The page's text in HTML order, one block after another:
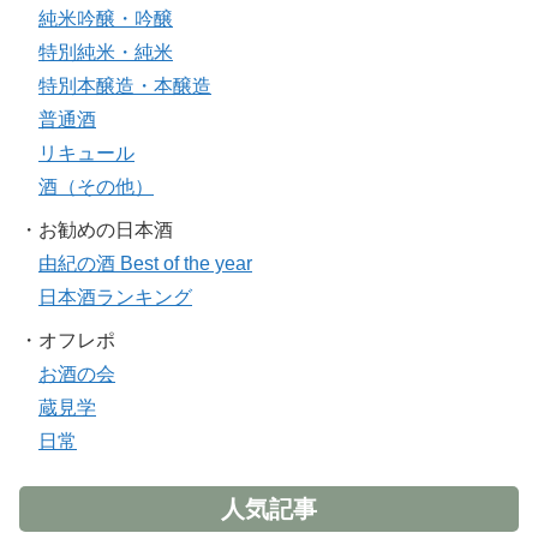
純米吟醸・吟醸
特別純米・純米
特別本醸造・本醸造
普通酒
リキュール
酒（その他）
・お勧めの日本酒
由紀の酒 Best of the year
日本酒ランキング
・オフレポ
お酒の会
蔵見学
日常
人気記事